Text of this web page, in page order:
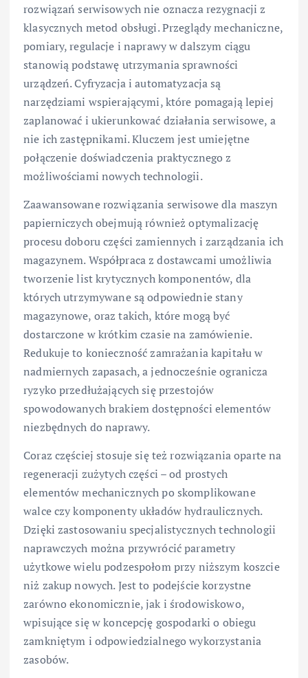
rozwiązań serwisowych nie oznacza rezygnacji z
klasycznych metod obsługi. Przeglądy mechaniczne,
pomiary, regulacje i naprawy w dalszym ciągu
stanowią podstawę utrzymania sprawności
urządzeń. Cyfryzacja i automatyzacja są
narzędziami wspierającymi, które pomagają lepiej
zaplanować i ukierunkować działania serwisowe, a
nie ich zastępnikami. Kluczem jest umiejętne
połączenie doświadczenia praktycznego z
możliwościami nowych technologii.
Zaawansowane rozwiązania serwisowe dla maszyn
papierniczych obejmują również optymalizację
procesu doboru części zamiennych i zarządzania ich
magazynem. Współpraca z dostawcami umożliwia
tworzenie list krytycznych komponentów, dla
których utrzymywane są odpowiednie stany
magazynowe, oraz takich, które mogą być
dostarczone w krótkim czasie na zamówienie.
Redukuje to konieczność zamrażania kapitału w
nadmiernych zapasach, a jednocześnie ogranicza
ryzyko przedłużających się przestojów
spowodowanych brakiem dostępności elementów
niezbędnych do naprawy.
Coraz częściej stosuje się też rozwiązania oparte na
regeneracji zużytych części – od prostych
elementów mechanicznych po skomplikowane
walce czy komponenty układów hydraulicznych.
Dzięki zastosowaniu specjalistycznych technologii
naprawczych można przywrócić parametry
użytkowe wielu podzespołom przy niższym koszcie
niż zakup nowych. Jest to podejście korzystne
zarówno ekonomicznie, jak i środowiskowo,
wpisujące się w koncepcję gospodarki o obiegu
zamkniętym i odpowiedzialnego wykorzystania
zasobów.